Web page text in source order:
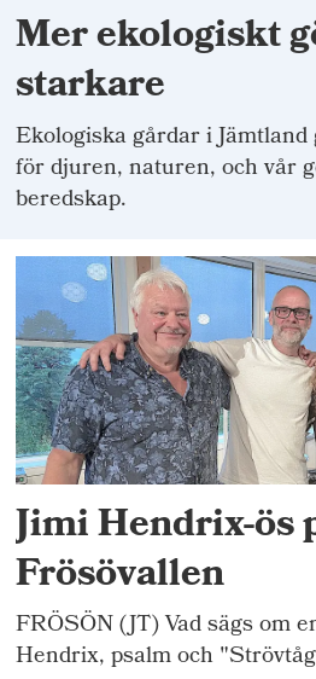
Mer ekologiskt
starkare
Ekologiska gårdar i
för djuren, naturen, och vår
beredskap.
Jimi Hendrix-ös
Frösövallen
FRÖSÖN (JT) Vad sägs om
Hendrix, psalm och